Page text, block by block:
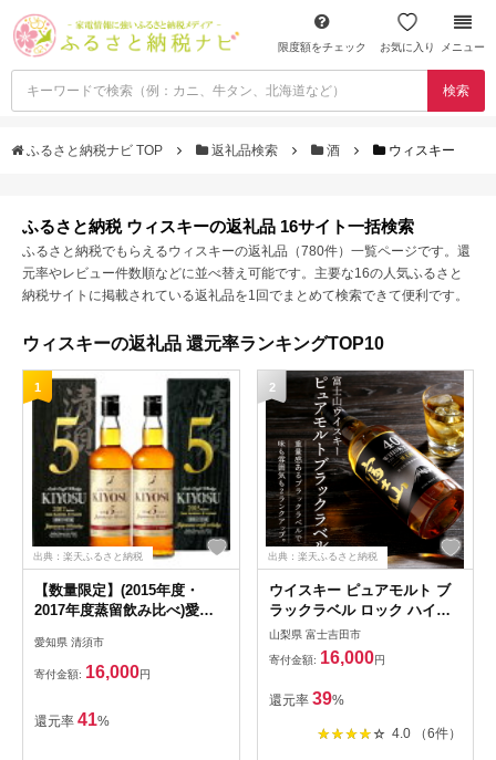
限度額をチェック お気に入り メニュー
検索
ふるさと納税ナビ TOP 返礼品検索 酒 ウィスキー
ふるさと納税 ウィスキーの返礼品 16サイト一括検索
ふるさと納税でもらえるウィスキーの返礼品（780件）一覧ページです。還
元率やレビュー件数順などに並べ替え可能です。主要な16の人気ふるさと
納税サイトに掲載されている返礼品を1回でまとめて検索できて便利です。
ウィスキーの返礼品 還元率ランキングTOP10
1
出典：楽天ふるさと納税
【数量限定】(2015年度・
2017年度蒸留飲み比べ)愛知
度 2本セット
愛知県 清須市
寄付金額: 16,000円
還元率 41%
2
出典：楽天ふるさと納税
ウイスキー ピュアモルト ブ
ラックラベル ロック ハイボ
ール 水割り お湯割り 富士山
ウイスキー 700ml プレゼン
ト ギフト 父の日 酒 瓶 お酒
山梨県 富士吉田市
寄付金額: 16,000円
還元率 39%
4.0 （6件）